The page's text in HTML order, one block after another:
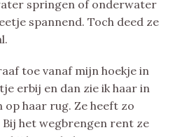
springen of onderwater
spannend. Toch deed ze
toe vanaf mijn hoekje in
erbij en dan zie ik haar in
op haar rug. Ze heeft zo
het wegbrengen rent ze